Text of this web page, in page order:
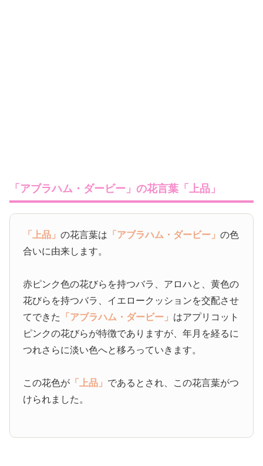
「アブラハム・ダービー」の花言葉「上品」
「上品」の花言葉は 「アブラハム・ダービー」の色
合いに由来します。
赤ピンク色の花びらを持つバラ、アロハと、黄色の
花びらを持つバラ、イエロークッションを交配させ
てできた
「アブラハム・ダービー」 はアプリコット
ピンクの花びらが特徴でありますが、年月を経るに
つれさらに淡い色へと移ろっていきます。
この花色が 「上品」 であるとされ、この花言葉がつ
けられました。